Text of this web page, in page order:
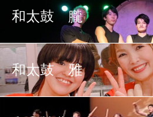
和太鼓 朧
和太鼓 雅